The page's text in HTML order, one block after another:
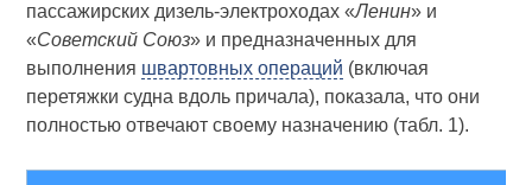
пассажирских дизель-электроходах «Ленин» и
«Советский Союз» и предназначенных для
выполнения швартовных операций (включая
перетяжки судна вдоль причала), показала, что они
полностью отвечают своему назначению (табл. 1).